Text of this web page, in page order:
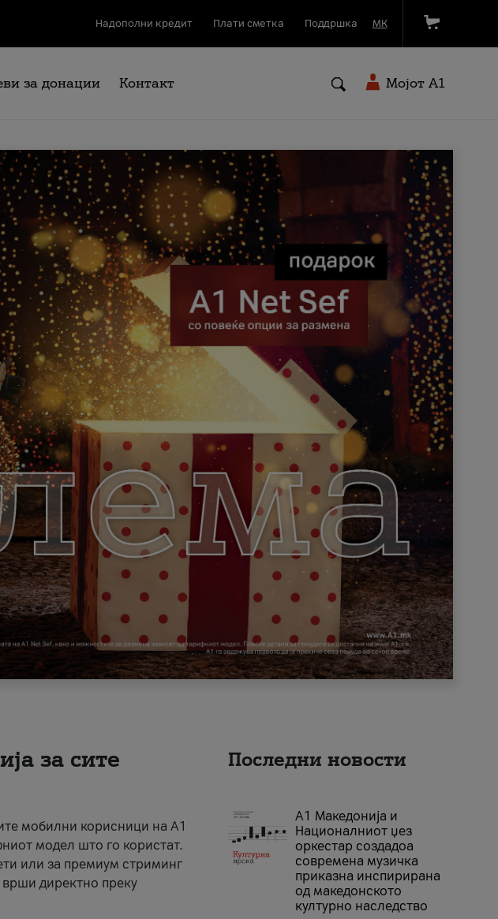
Надополни кредит Плати сметка Поддршка МК
за донации Контакт Мојот A1
за сите
мобилни корисници на A1
модел што го користат.
или за премиум стриминг
врши директно преку
Последни новости
А1 Македонија и
Националниот џез
оркестар создадоа
современа музичка
приказна инспирирана
од македонското
културно наследство